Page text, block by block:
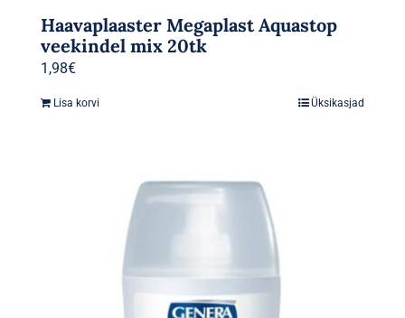
Haavaplaaster Megaplast Aquastop
veekindel mix 20tk
1,98€
Lisa korvi Üksikasjad